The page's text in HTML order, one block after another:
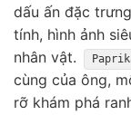
dấu ấn đặc
tính, hình ảnh
nhân vật.
cùng của ông,
rỡ khám phá